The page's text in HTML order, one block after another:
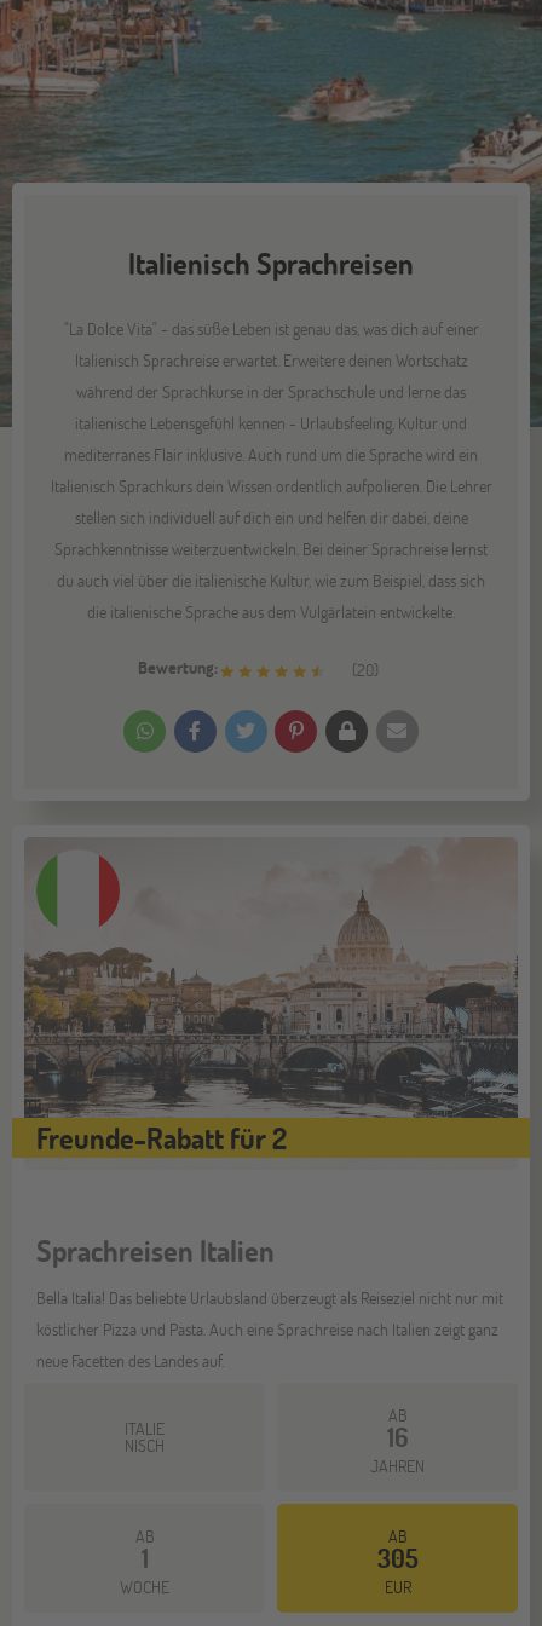
Italienisch Sprachreisen
"La Dolce Vita" - das süße Leben ist genau das, was dich auf einer
Italienisch Sprachreise erwartet. Erweitere deinen Wortschatz
während der Sprachkurse in der Sprachschule und lerne das
italienische Lebensgefühl kennen - Urlaubsfeeling, Kultur und
mediterranes Flair inklusive. Auch rund um die Sprache wird ein
Italienisch Sprachkurs dein Wissen ordentlich aufpolieren. Die Lehrer
stellen sich individuell auf dich ein und helfen dir dabei, deine
Sprachkenntnisse weiterzuentwickeln. Bei deiner Sprachreise lernst
du auch viel über die italienische Kultur, wie zum Beispiel, dass sich
die italienische Sprache aus dem Vulgärlatein entwickelte.
Bewertung: (20)
Freunde-Rabatt für 2
Sprachreisen Italien
Bella Italia! Das beliebte Urlaubsland überzeugt als Reiseziel nicht nur mit
köstlicher Pizza und Pasta. Auch eine Sprachreise nach Italien zeigt ganz
neue Facetten des Landes auf.
ITALIE
NISCH
AB
16
JAHREN
AB
1
WOCHE
AB
305
EUR